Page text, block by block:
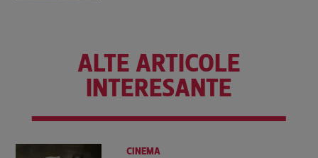
ALTE ARTICOLE
INTERESANTE
CINEMA